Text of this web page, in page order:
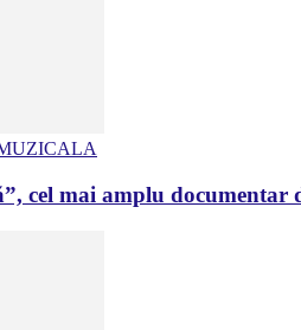
cel mai amplu